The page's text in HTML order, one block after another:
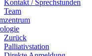
Kontakt / Sprechstunden
Team
Zurück
Palliativstation